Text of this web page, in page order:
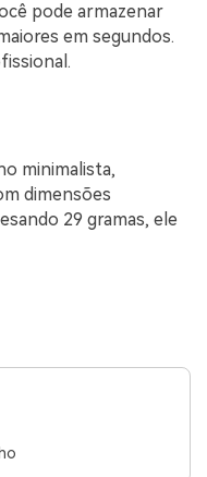
pode armazenar
em segundos.
minimalista,
dimensões
29 gramas, ele